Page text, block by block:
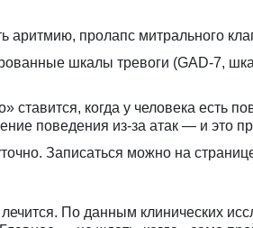
аритмию, пролапс митрального
шкалы тревоги (GAD-7,
ставится, когда у человека
поведения из-за атак — и это
Записаться можно на
По данным клинических